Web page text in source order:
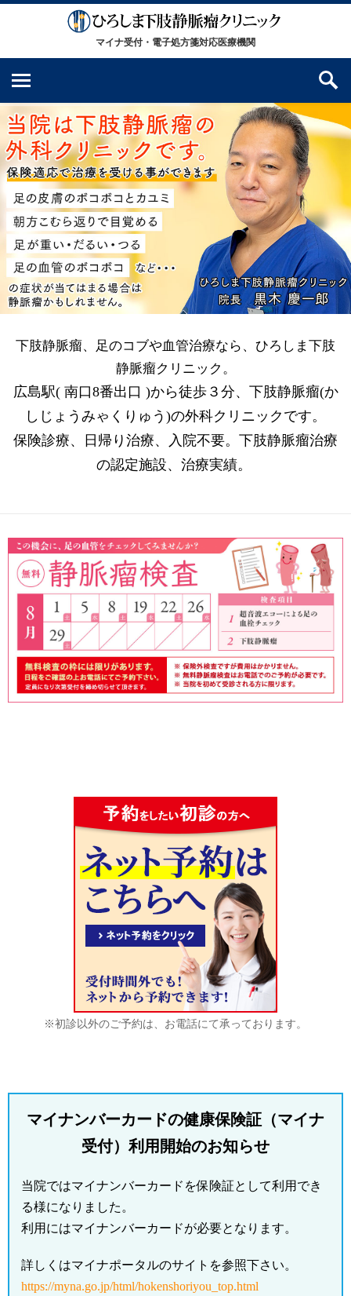
下肢静脈瘤、足のコブや血管治療なら、ひろしま下肢
静脈瘤クリニック。
広島駅( 南口8番出口 )から徒歩３分、下肢静脈瘤(か
しじょうみゃくりゅう)の外科クリニックです。
保険診療、日帰り治療、入院不要。下肢静脈瘤治療
の認定施設、治療実績。
※初診以外のご予約は、お電話にて承っております。
マイナンバーカードの健康保険証（マイナ
受付）利用開始のお知らせ
当院ではマイナンバーカードを保険証として利用でき
る様になりました。
利用にはマイナンバーカードが必要となります。
詳しくはマイナポータルのサイトを参照下さい。
https://myna.go.jp/html/hokenshoriyou_top.html